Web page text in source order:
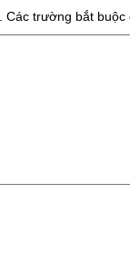
Các trường bắt buộc